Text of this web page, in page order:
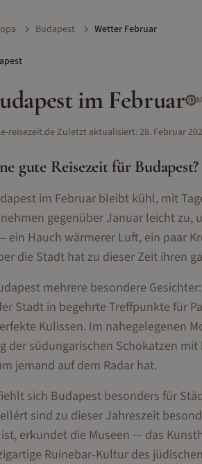
Budapest Wetter Februar
im Februar
reisezeit.de·Zuletzt aktualisiert:28. Februar
gute Reisezeit für Budapest?
im Februar bleibt kühl, mit
gegenüber Januar leicht zu,
Hauch wärmerer Luft, ein paar
die Stadt hat zu dieser Zeit ihren
mehrere besondere
Stadt in begehrte Treffpunkte für
Kulissen. Im nahegelegenen
der südungarischen Schokatzen
jemand auf dem Radar hat.
sich Budapest besonders für
sind zu dieser Jahreszeit
erkundet die Museen — das
Ruinebar-Kultur des